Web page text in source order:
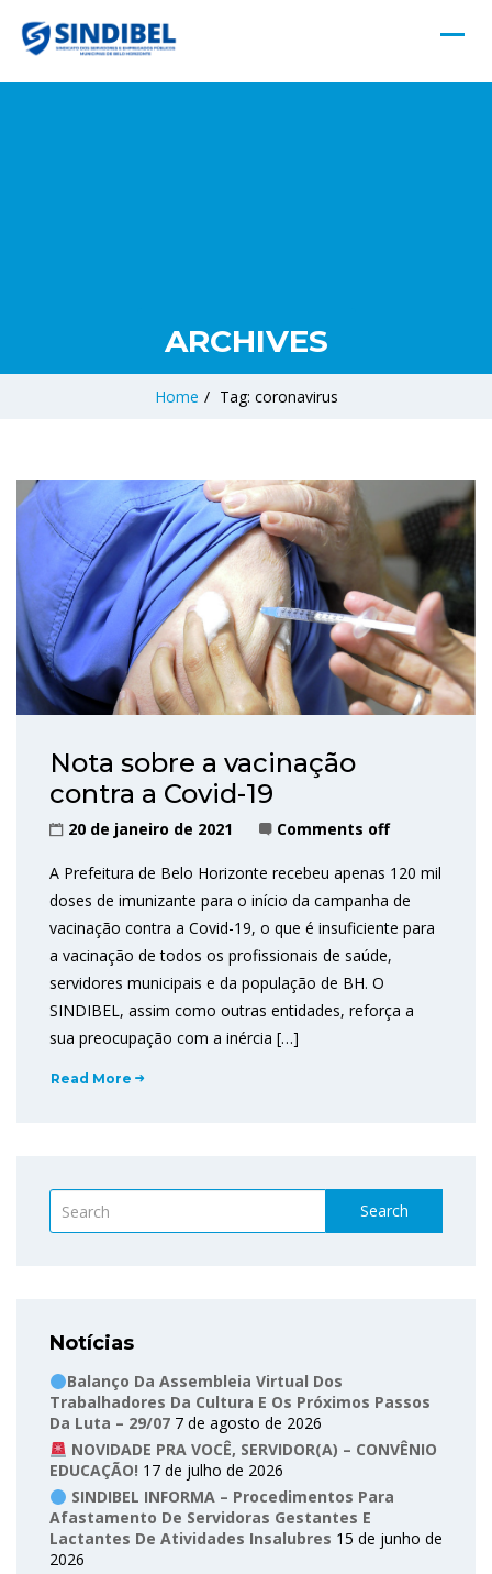
ARCHIVES
Home / Tag: coronavirus
Nota sobre a vacinação
contra a Covid-19
20 de janeiro de 2021 Comments off
A Prefeitura de Belo Horizonte recebeu apenas 120 mil
doses de imunizante para o início da campanha de
vacinação contra a Covid-19, o que é insuficiente para
a vacinação de todos os profissionais de saúde,
servidores municipais e da população de BH. O
SINDIBEL, assim como outras entidades, reforça a
sua preocupação com a inércia […]
Read More
Search
Notícias
Balanço Da Assembleia Virtual Dos
Trabalhadores Da Cultura E Os Próximos Passos
Da Luta – 29/07 7 de agosto de 2026
NOVIDADE PRA VOCÊ, SERVIDOR(A) – CONVÊNIO
EDUCAÇÃO! 17 de julho de 2026
SINDIBEL INFORMA – Procedimentos Para
Afastamento De Servidoras Gestantes E
Lactantes De Atividades Insalubres 15 de junho de
2026